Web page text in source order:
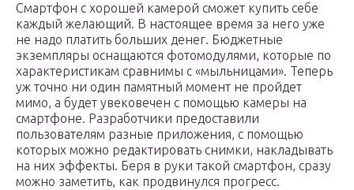
Смартфон с хорошей камерой сможет купить себе
каждый желающий. В настоящее время за него уже
не надо платить больших денег. Бюджетные
экземпляры оснащаются фотомодулями, которые по
характеристикам сравнимы с «мыльницами». Теперь
уж точно ни один памятный момент не пройдет
мимо, а будет увековечен с помощью камеры на
смартфоне. Разработчики предоставили
пользователям разные приложения, с помощью
которых можно редактировать снимки, накладывать
на них эффекты. Беря в руки такой смартфон, сразу
можно заметить, как продвинулся прогресс.